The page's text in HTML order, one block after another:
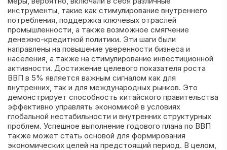
инструменты, такие как стимулирование внутреннего
потребления, поддержка ключевых отраслей
промышленности, а также возможное смягчение
денежно-кредитной политики. Эти шаги были
направлены на повышение уверенности бизнеса и
населения, а также на стимулирование инвестиционной
активности. Достижение целевого показателя роста
ВВП в 5% является важным сигналом как для
внутренних, так и для международных рынков. Это
демонстрирует способность китайского правительства
эффективно управлять экономикой в условиях
глобальной нестабильности и внутренних структурных
проблем. Успешное выполнение годового плана по ВВП
также может стать основой для формирования
экономических целей на предстоящий период. В целом,